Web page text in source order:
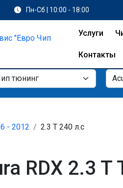
Пн-Сб | 10:00 - 18:00
Услуги
Контакты
- 2012 2.3 T 240 л.с
RDX 2.3 T